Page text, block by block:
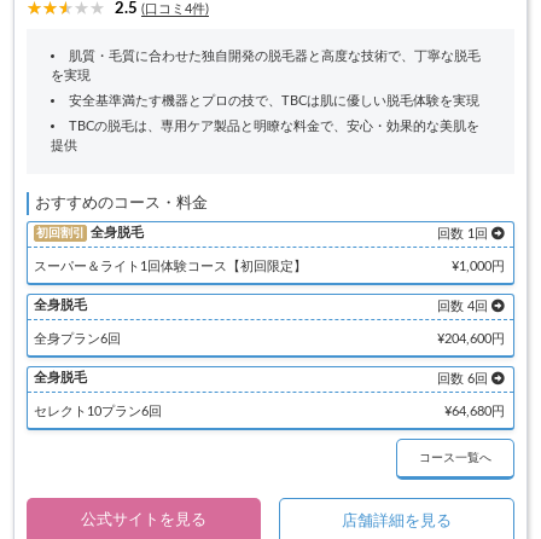
2.5 (口コミ4件)
肌質・毛質に合わせた独自開発の脱毛器と高度な技術で、丁寧な脱毛
を実現
安全基準満たす機器とプロの技で、TBCは肌に優しい脱毛体験を実現
TBCの脱毛は、専用ケア製品と明瞭な料金で、安心・効果的な美肌を
提供
おすすめのコース・料金
初回割引 全身脱毛 回数 1回
スーパー＆ライト1回体験コース【初回限定】 ¥1,000円
全身脱毛 回数 4回
全身プラン6回 ¥204,600円
全身脱毛 回数 6回
セレクト10プラン6回 ¥64,680円
コース一覧へ
公式サイトを見る 店舗詳細を見る